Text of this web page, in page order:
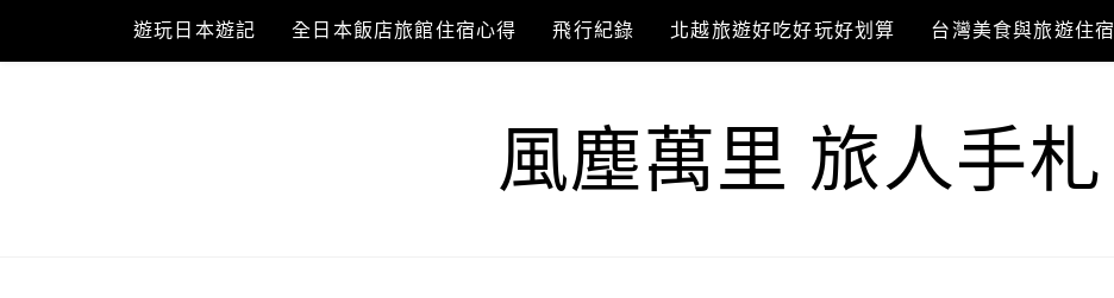
content
遊玩日本遊記 全日本飯店旅館住宿心得 飛行紀錄 北越旅遊好吃好玩好划算 台灣美食與旅遊住宿
風塵萬里 旅人手札